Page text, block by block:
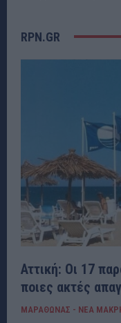
RPN.GR
Αττική: Οι 17
ποιες ακτές
ΜΑΡΑΘΩΝΑΣ - ΝΕΑ